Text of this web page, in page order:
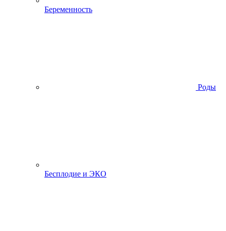
Беременность
Роды
Бесплодие и ЭКО